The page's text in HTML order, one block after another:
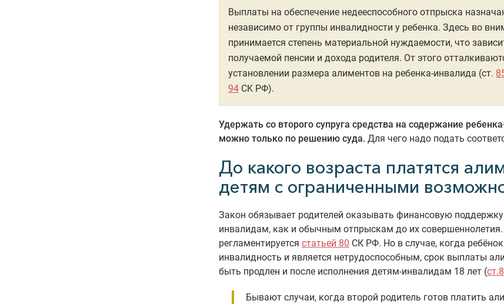
Выплаты на обеспечение недееспособного отпрыска
независимо от группы инвалидности у ребенка. Здесь во
принимается степень материальной нуждаемости, что
получаемой пенсии и дохода родителя. От этого
установлении размера алиментов на ребенка-инвалида (ст.
94 CK РФ).
Удержать со второго супруга средства на содержание
можно только по решению суда. Для чего надо подать
До какого возраста платятся
детям с ограниченными
Закон обязывает родителей оказывать финансовую
инвалидам, как и обычным отпрыскам до их
регламентируется статьей 80 СК РФ. Но в случае, когда
инвалидность и является нетрудоспособным, срок выплаты
быть продлен и после исполнения детям-инвалидам 18 лет (
Бывают случаи, когда второй родитель готов платить